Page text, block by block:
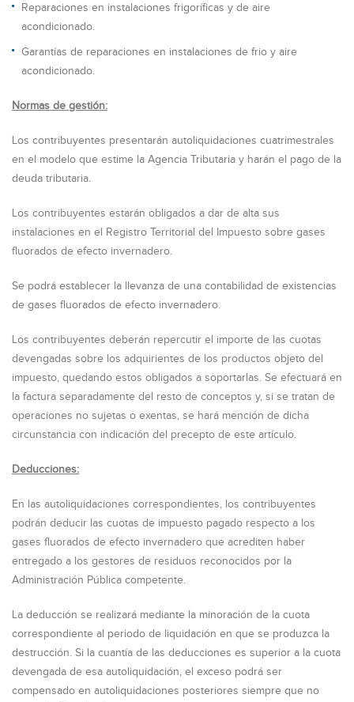
Reparaciones en instalaciones frigoríficas y de aire
acondicionado.
Garantías de reparaciones en instalaciones de frio y aire
acondicionado.
Normas de gestión:
Los contribuyentes presentarán autoliquidaciones cuatrimestrales
en el modelo que estime la Agencia Tributaria y harán el pago de la
deuda tributaria.
Los contribuyentes estarán obligados a dar de alta sus
instalaciones en el Registro Territorial del Impuesto sobre gases
fluorados de efecto invernadero.
Se podrá establecer la llevanza de una contabilidad de existencias
de gases fluorados de efecto invernadero.
Los contribuyentes deberán repercutir el importe de las cuotas
devengadas sobre los adquirientes de los productos objeto del
impuesto, quedando estos obligados a soportarlas. Se efectuará en
la factura separadamente del resto de conceptos y, si se tratan de
operaciones no sujetas o exentas, se hará mención de dicha
circunstancia con indicación del precepto de este artículo.
Deducciones:
En las autoliquidaciones correspondientes, los contribuyentes
podrán deducir las cuotas de impuesto pagado respecto a los
gases fluorados de efecto invernadero que acrediten haber
entregado a los gestores de residuos reconocidos por la
Administración Pública competente.
La deducción se realizará mediante la minoración de la cuota
correspondiente al periodo de liquidación en que se produzca la
destrucción. Si la cuantía de las deducciones es superior a la cuota
devengada de esa autoliquidación, el exceso podrá ser
compensado en autoliquidaciones posteriores siempre que no